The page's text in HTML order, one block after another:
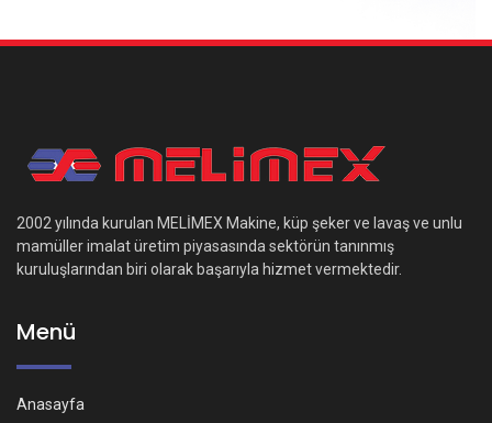
2002 yılında kurulan MELİMEX Makine, küp şeker ve lavaş ve unlu
mamüller imalat üretim piyasasında sektörün tanınmış
kuruluşlarından biri olarak başarıyla hizmet vermektedir.
Menü
Anasayfa